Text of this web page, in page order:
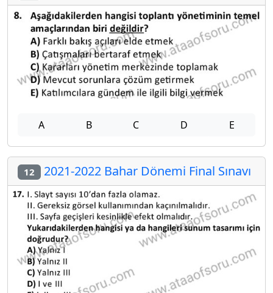
A B C D E
12 2021-2022 Bahar Dönemi Final Sınavı